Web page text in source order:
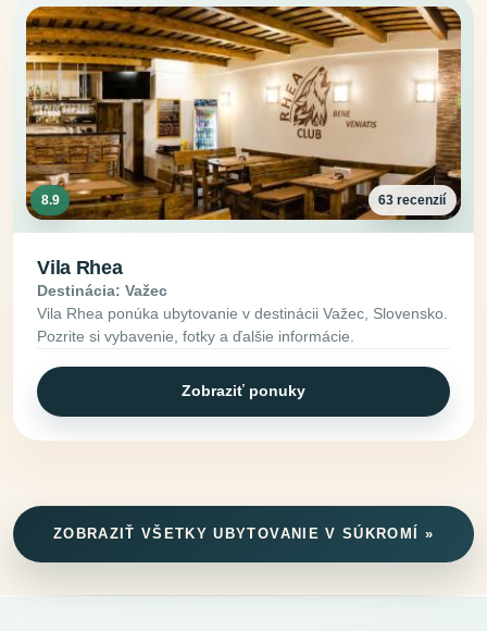
8.9 63 recenzií
Vila Rhea
Destinácia: Važec
Vila Rhea ponúka ubytovanie v destinácii Važec, Slovensko.
Pozrite si vybavenie, fotky a ďalšie informácie.
Zobraziť ponuky
ZOBRAZIŤ VŠETKY UBYTOVANIE V SÚKROMÍ »